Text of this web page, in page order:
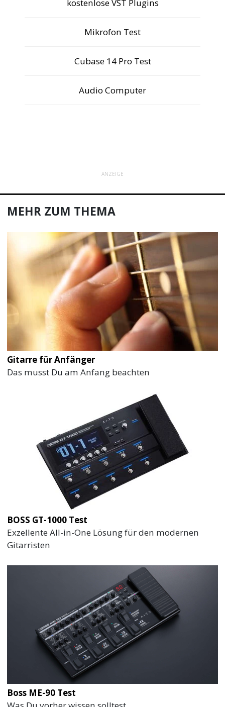
kostenlose VST Plugins
Mikrofon Test
Cubase 14 Pro Test
Audio Computer
ANZEIGE
MEHR ZUM THEMA
Gitarre für Anfänger
Das musst Du am Anfang beachten
BOSS GT-1000 Test
Exzellente All-in-One Lösung für den modernen
Gitarristen
Boss ME-90 Test